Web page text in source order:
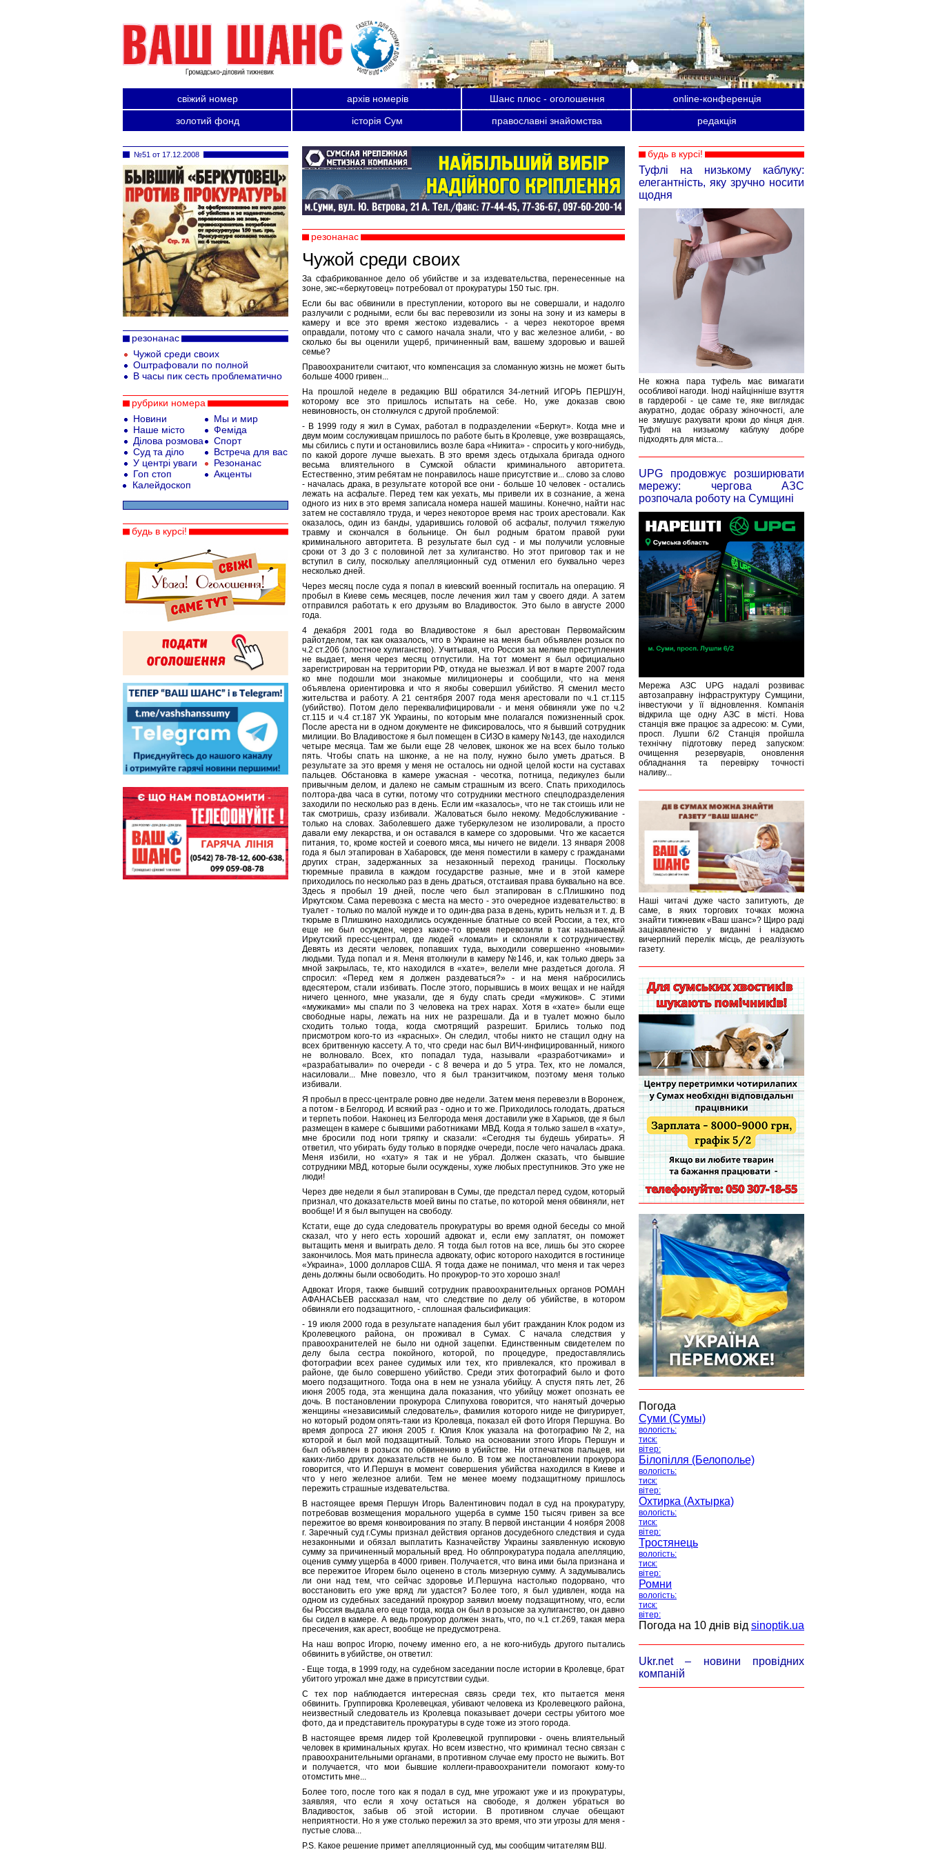
свіжий номер архів номерів Шанс плюс - оголошення
online-конференція
золотий фонд
історія Сум православні знайомства редакція
резонанас
Чужой среди своих
За сфабрикованное дело об убийстве и за издевательства, перенесенные на
зоне, экс-«беркутовец» потребовал от прокуратуры 150 тыс. грн.
Если бы вас обвинили в преступлении, которого вы не совершали, и надолго
разлучили с родными, если бы вас перевозили из зоны на зону и из камеры в
камеру и все это время жестоко издевались - а через некоторое время
оправдали, потому что с самого начала знали, что у вас железное алиби, - во
сколько бы вы оценили ущерб, причиненный вам, вашему здоровью и вашей
семье?
Правоохранители считают, что компенсация за сломанную жизнь не может быть
больше 4000 гривен...
На прошлой неделе в редакцию ВШ обратился 34-летний ИГОРЬ ПЕРШУН,
которому все это пришлось испытать на себе. Но, уже доказав свою
невиновность, он столкнулся с другой проблемой:
- В 1999 году я жил в Сумах, работал в подразделении «Беркут». Когда мне и
двум моим сослуживцам пришлось по работе быть в Кролевце, уже возвращаясь,
мы сбились с пути и остановились возле бара «Никита» - спросить у кого-нибудь,
по какой дороге лучше выехать. В это время здесь отдыхала бригада одного
весьма влиятельного в Сумской области криминального авторитета.
Естественно, этим ребятам не понравилось наше присутствие и... слово за слово
- началась драка, в результате которой все они - больше 10 человек - остались
лежать на асфальте. Перед тем как уехать, мы привели их в сознание, а жена
одного из них в это время записала номера нашей машины. Конечно, найти нас
затем не составляло труда, и через некоторое время нас троих арестовали. Как
оказалось, один из банды, ударившись головой об асфальт, получил тяжелую
травму и скончался в больнице. Он был родным братом правой руки
криминального авторитета. В результате был суд - и мы получили условные
сроки от 3 до 3 с половиной лет за хулиганство. Но этот приговор так и не
вступил в силу, поскольку апелляционный суд отменил его буквально через
несколько дней.
Через месяц после суда я попал в киевский военный госпиталь на операцию. Я
пробыл в Киеве семь месяцев, после лечения жил там у своего дяди. А затем
отправился работать к его друзьям во Владивосток. Это было в августе 2000
года.
4 декабря 2001 года во Владивостоке я был арестован Первомайским
райотделом, так как оказалось, что в Украине на меня был объявлен розыск по
ч.2 ст.206 (злостное хулиганство). Учитывая, что Россия за мелкие преступления
не выдает, меня через месяц отпустили. На тот момент я был официально
зарегистрирован на территории РФ, откуда не выезжал. И вот в марте 2007 года
ко мне подошли мои знакомые милиционеры и сообщили, что на меня
объявлена ориентировка и что я якобы совершил убийство. Я сменил место
жительства и работу. А 21 сентября 2007 года меня арестовали по ч.1 ст.115
(убийство). Потом дело переквалифицировали - и меня обвиняли уже по ч.2
ст.115 и ч.4 ст.187 УК Украины, по которым мне полагался пожизненный срок.
После ареста ни в одном документе не фиксировалось, что я бывший сотрудник
милиции. Во Владивостоке я был помещен в СИЗО в камеру №143, где находился
четыре месяца. Там же были еще 28 человек, шконок же на всех было только
пять. Чтобы спать на шконке, а не на полу, нужно было уметь драться. В
результате за это время у меня не осталось ни одной целой кости на суставах
пальцев. Обстановка в камере ужасная - чесотка, потница, педикулез были
привычным делом, и далеко не самым страшным из всего. Спать приходилось
полтора-два часа в сутки, потому что сотрудники местного спецподразделения
заходили по несколько раз в день. Если им «казалось», что не так стоишь или не
так смотришь, сразу избивали. Жаловаться было некому. Медобслуживание -
только на словах. Заболевшего даже туберкулезом не изолировали, а просто
давали ему лекарства, и он оставался в камере со здоровыми. Что же касается
питания, то, кроме костей и соевого мяса, мы ничего не видели. 13 января 2008
года я был этапирован в Хабаровск, где меня поместили в камеру с гражданами
других стран, задержанных за незаконный переход границы. Поскольку
тюремные правила в каждом государстве разные, мне и в этой камере
приходилось по несколько раз в день драться, отстаивая права буквально на все.
Здесь я пробыл 19 дней, после чего был этапирован в с.Плишкино под
Иркутском. Сама перевозка с места на место - это очередное издевательство: в
туалет - только по малой нужде и то один-два раза в день, курить нельзя и т. д. В
тюрьме в Плишкино находились осужденные блатные со всей России, а тех, кто
еще не был осужден, через какое-то время перевозили в так называемый
Иркутский пресс-централ, где людей «ломали» и склоняли к сотрудничеству.
Девять из десяти человек, попавших туда, выходили совершенно «новыми»
людьми. Туда попал и я. Меня втолкнули в камеру №146, и, как только дверь за
мной закрылась, те, кто находился в «хате», велели мне раздеться догола. Я
спросил: «Перед кем я должен раздеваться?» - и на меня набросились
вдесятером, стали избивать. После этого, порывшись в моих вещах и не найдя
ничего ценного, мне указали, где я буду спать среди «мужиков». С этими
«мужиками» мы спали по 3 человека на трех нарах. Хотя в «хате» были еще
свободные нары, лежать на них не разрешали. Да и в туалет можно было
сходить только тогда, когда смотрящий разрешит. Брились только под
присмотром кого-то из «красных». Он следил, чтобы никто не стащил одну на
всех бритвенную кассету. А то, что среди нас был ВИЧ-инфицированный, никого
не волновало. Всех, кто попадал туда, называли «разработчиками» и
«разрабатывали» по очереди - с 8 вечера и до 5 утра. Тех, кто не ломался,
насиловали... Мне повезло, что я был транзитчиком, поэтому меня только
избивали.
Я пробыл в пресс-централе ровно две недели. Затем меня перевезли в Воронеж,
а потом - в Белгород. И всякий раз - одно и то же. Приходилось голодать, драться
и терпеть побои. Наконец из Белгорода меня доставили уже в Харьков, где я был
размещен в камере с бывшими работниками МВД. Когда я только зашел в «хату»,
мне бросили под ноги тряпку и сказали: «Сегодня ты будешь убирать». Я
ответил, что убирать буду только в порядке очереди, после чего началась драка.
Меня избили, но «хату» я так и не убрал. Должен сказать, что бывшие
сотрудники МВД, которые были осуждены, хуже любых преступников. Это уже не
люди!
Через две недели я был этапирован в Сумы, где предстал перед судом, который
признал, что доказательств моей вины по статье, по которой меня обвиняли, нет
вообще! И я был выпущен на свободу.
Кстати, еще до суда следователь прокуратуры во время одной беседы со мной
сказал, что у него есть хороший адвокат и, если ему заплатят, он поможет
вытащить меня и выиграть дело. Я тогда был готов на все, лишь бы это скорее
закончилось. Моя мать принесла адвокату, офис которого находится в гостинице
«Украина», 1000 долларов США. Я тогда даже не понимал, что меня и так через
день должны были освободить. Но прокурор-то это хорошо знал!
Адвокат Игоря, также бывший сотрудник правоохранительных органов РОМАН
АФАНАСЬЕВ рассказал нам, что следствие по делу об убийстве, в котором
обвиняли его подзащитного, - сплошная фальсификация:
- 19 июля 2000 года в результате нападения был убит гражданин Клок родом из
Кролевецкого района, он проживал в Сумах. С начала следствия у
правоохранителей не было ни одной зацепки. Единственным свидетелем по
делу была сестра покойного, которой, по процедуре, предоставлялись
фотографии всех ранее судимых или тех, кто привлекался, кто проживал в
районе, где было совершено убийство. Среди этих фотографий было и фото
моего подзащитного. Тогда она в нем не узнала убийцу. А спустя пять лет, 26
июня 2005 года, эта женщина дала показания, что убийцу может опознать ее
дочь. В постановлении прокурора Слипухова говорится, что нанятый дочерью
женщины «независимый следователь», фамилия которого нигде не фигурирует,
но который родом опять-таки из Кролевца, показал ей фото Игоря Першуна. Во
время допроса 27 июня 2005 г. Юлия Клок указала на фотографию №2, на
которой и был мой подзащитный. Только на основании этого Игорь Першун и
был объявлен в розыск по обвинению в убийстве. Ни отпечатков пальцев, ни
каких-либо других доказательств не было. В том же постановлении прокурора
говорится, что И.Першун в момент совершения убийства находился в Киеве и
что у него железное алиби. Тем не менее моему подзащитному пришлось
пережить страшные издевательства.
В настоящее время Першун Игорь Валентинович подал в суд на прокуратуру,
потребовав возмещения морального ущерба в сумме 150 тысяч гривен за все
пережитое во время конвоирования по этапу. В первой инстанции 4 ноября 2008
г. Заречный суд г.Сумы признал действия органов досудебного следствия и суда
незаконными и обязал выплатить Казначейству Украины заявленную исковую
сумму за причиненный моральный вред. Но облпрокуратура подала апелляцию,
оценив сумму ущерба в 4000 гривен. Получается, что вина ими была признана и
все пережитое Игорем было оценено в столь мизерную сумму. А задумывались
ли они над тем, что сейчас здоровье И.Першуна настолько подорвано, что
восстановить его уже вряд ли удастся? Более того, я был удивлен, когда на
одном из судебных заседаний прокурор заявил моему подзащитному, что, если
бы Россия выдала его еще тогда, когда он был в розыске за хулиганство, он давно
бы сидел в камере. А ведь прокурор должен знать, что, по ч.1 ст.269, такая мера
пресечения, как арест, вообще не предусмотрена.
На наш вопрос Игорю, почему именно его, а не кого-нибудь другого пытались
обвинить в убийстве, он ответил:
- Еще тогда, в 1999 году, на судебном заседании после истории в Кролевце, брат
убитого угрожал мне даже в присутствии судьи.
С тех пор наблюдается интересная связь среди тех, кто пытается меня
обвинить. Группировка Кролевецкая, убивают человека из Кролевецкого района,
неизвестный следователь из Кролевца показывает дочери сестры убитого мое
фото, да и представитель прокуратуры в суде тоже из этого города.
В настоящее время лидер той Кролевецкой группировки - очень влиятельный
человек в криминальных кругах. Но всем известно, что криминал тесно связан с
правоохранительными органами, в противном случае ему просто не выжить. Вот
и получается, что мои бывшие коллеги-правоохранители помогают кому-то
отомстить мне...
Более того, после того как я подал в суд, мне угрожают уже и из прокуратуры,
заявляя, что если я хочу остаться на свободе, я должен убраться во
Владивосток, забыв об этой истории. В противном случае обещают
неприятности. Но я уже столько пережил за это время, что эти угрозы для меня -
пустые слова...
P.S. Какое решение примет апелляционный суд, мы сообщим читателям ВШ.
будь в курсі!
Туфлі на низькому каблуку:
елегантність, яку зручно носити
щодня
Не кожна пара туфель має вимагати
особливої нагоди. Іноді найцінніше взуття
в гардеробі - це саме те, яке виглядає
акуратно, додає образу жіночності, але
не змушує рахувати кроки до кінця дня.
Туфлі на низькому каблуку добре
підходять для міста...
UPG продовжує розширювати
мережу: чергова АЗС
розпочала роботу на Сумщині
Мережа АЗС UPG надалі розвиває
автозаправну інфраструктуру Сумщини,
інвестуючи у її відновлення. Компанія
відкрила ще одну АЗС в місті. Нова
станція вже працює за адресою: м. Суми,
просп. Лушпи 6/2 Станція пройшла
технічну підготовку перед запуском:
очищення резервуарів, оновлення
обладнання та перевірку точності
наливу...
Наші читачі дуже часто запитують, де
саме, в яких торгових точках можна
знайти тижневик «Ваш шанс»? Щиро раді
зацікавленістю у виданні і надаємо
вичерпний перелік місць, де реалізують
газету.
Погода
Суми (Сумы)
вологість:
тиск:
вітер:
Білопілля (Белополье)
вологість:
тиск:
вітер:
Охтирка (Ахтырка)
вологість:
тиск:
вітер:
Тростянець
вологість:
тиск:
вітер:
Ромни
вологість:
тиск:
вітер:
Погода на 10 днів від sinoptik.ua
Ukr.net – новини провідних
компаній
№51 от 17.12.2008
резонанас
Чужой среди своих
Оштрафовали по полной
В часы пик сесть проблематично
рубрики номера
Новини
Наше місто
Ділова розмова
Суд та діло
У центрі уваги
Гоп стоп
Мы и мир
Феміда
Спорт
Встреча для вас
Резонанас
Акценты
Калейдоскоп
будь в курсі!